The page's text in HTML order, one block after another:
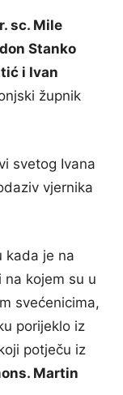
sc. Mile
Stanko
i Ivan
župnik
svetog Ivana
vjernika
kada je na
na kojem su u
svećenicima,
porijeklo iz
potječu iz
Martin